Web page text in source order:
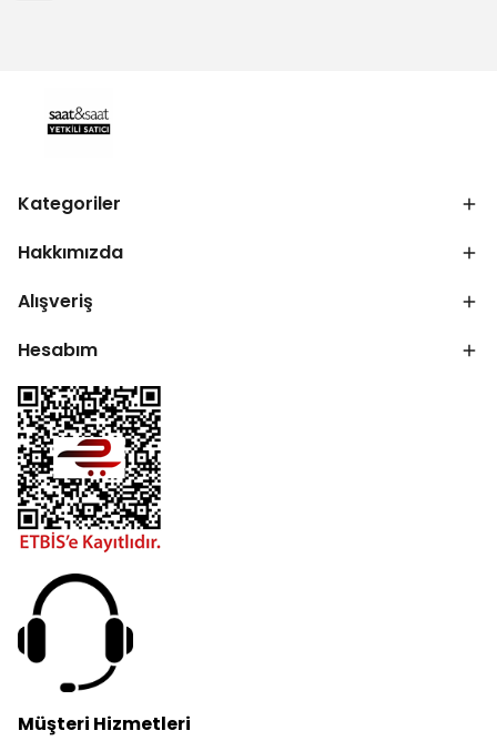
Kategoriler
Hakkımızda
Alışveriş
Hesabım
Müşteri Hizmetleri